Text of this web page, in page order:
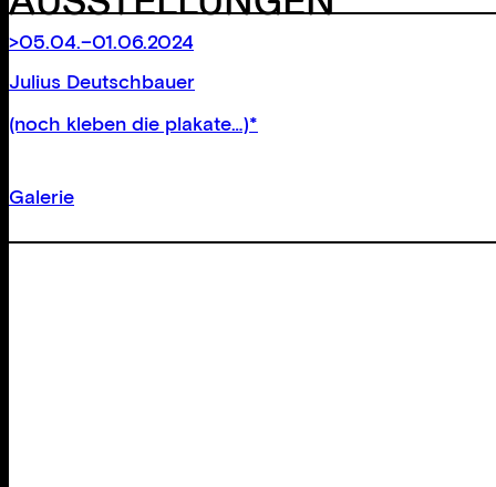
>05.04.–01.06.2024
Julius Deutschbauer
(noch kleben die plakate…)*
Galerie